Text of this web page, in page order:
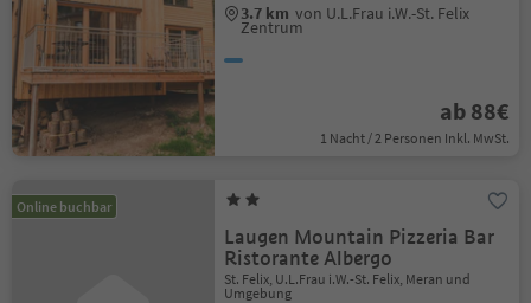
3.7 km von U.L.Frau i.W.-St. Felix
Zentrum
ab 88€
1 Nacht / 2 Personen Inkl. MwSt.
Online buchbar
Laugen Mountain Pizzeria Bar
Ristorante Albergo
St. Felix, U.L.Frau i.W.-St. Felix, Meran und
Umgebung